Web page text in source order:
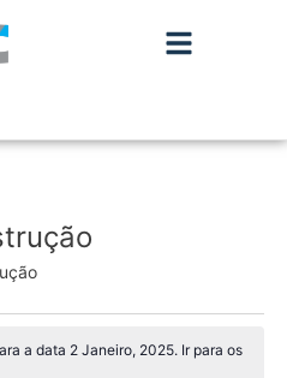
a data 2 Janeiro, 2025. Ir para os